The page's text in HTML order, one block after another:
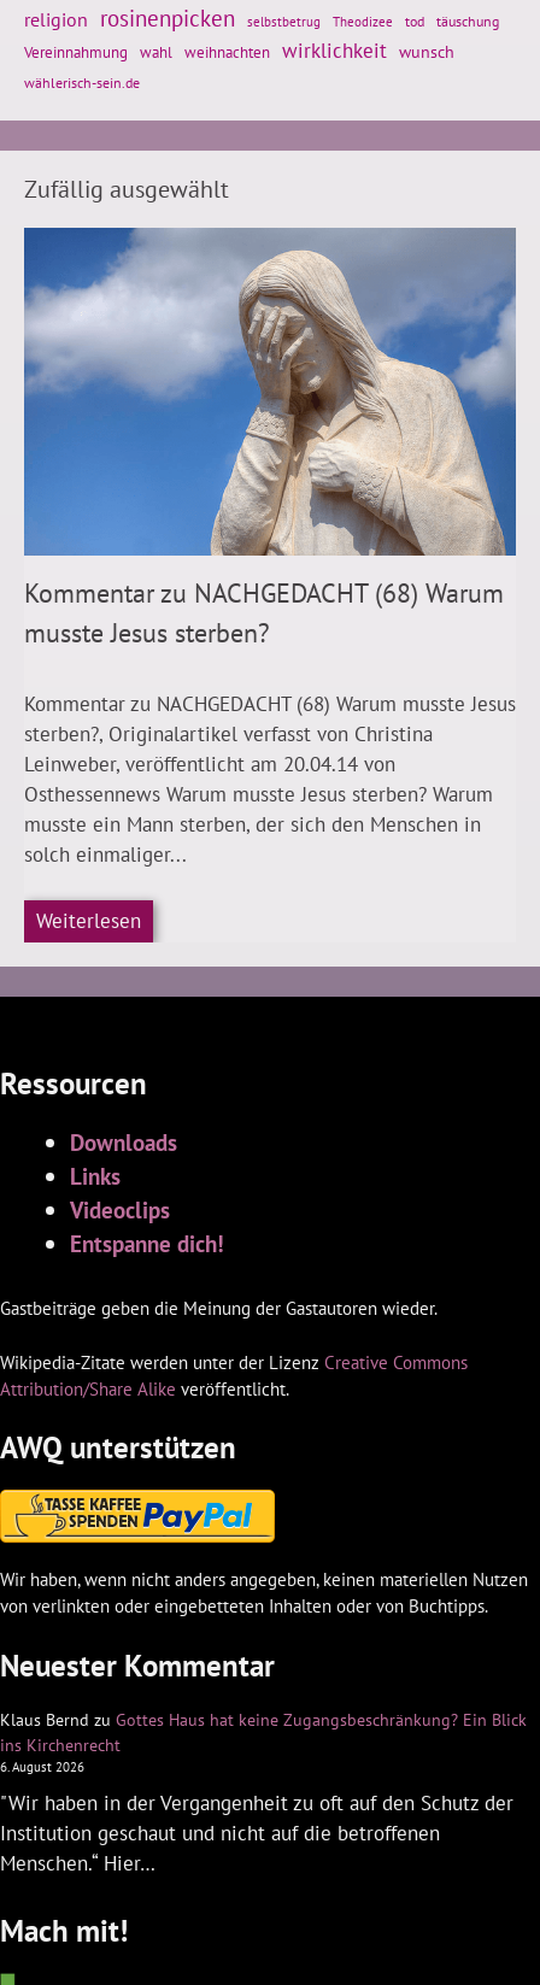
religion rosinenpicken selbstbetrug Theodizee tod täuschung
Vereinnahmung wahl weihnachten wirklichkeit wunsch
wählerisch-sein.de
Zufällig ausgewählt
Kommentar zu NACHGEDACHT (68) Warum
musste Jesus sterben?
Kommentar zu NACHGEDACHT (68) Warum musste Jesus
sterben?, Originalartikel verfasst von Christina
Leinweber, veröffentlicht am 20.04.14 von
Osthessennews Warum musste Jesus sterben? Warum
musste ein Mann sterben, der sich den Menschen in
solch einmaliger...
Weiterlesen
Ressourcen
Downloads
Links
Videoclips
Entspanne dich!
Gastbeiträge geben die Meinung der Gastautoren wieder.
Wikipedia-Zitate werden unter der Lizenz Creative Commons
Attribution/Share Alike veröffentlicht.
AWQ unterstützen
Wir haben, wenn nicht anders angegeben, keinen materiellen Nutzen
von verlinkten oder eingebetteten Inhalten oder von Buchtipps.
Neuester Kommentar
Klaus Bernd zu Gottes Haus hat keine Zugangsbeschränkung? Ein Blick
ins Kirchenrecht
6. August 2026
"Wir haben in der Vergangenheit zu oft auf den Schutz der
Institution geschaut und nicht auf die betroffenen
Menschen.“ Hier…
Mach mit!